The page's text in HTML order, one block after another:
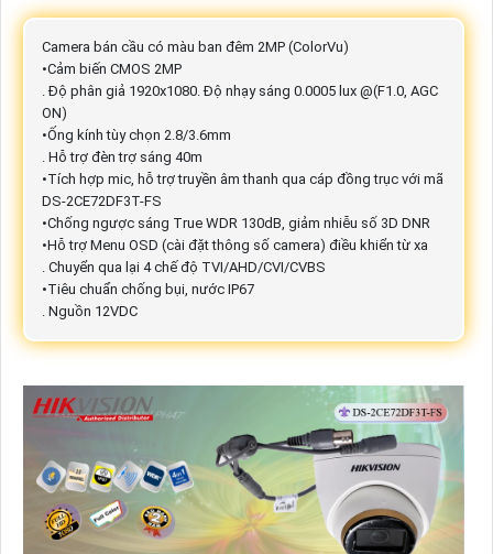
Camera bán cầu có màu ban đêm 2MP (ColorVu)
•Cảm biến CMOS 2MP
. Độ phân giả 1920x1080. Độ nhạy sáng 0.0005 lux @(F1.0, AGC
ON)
•Ống kính tùy chọn 2.8/3.6mm
. Hỗ trợ đèn trợ sáng 40m
•Tích hợp mic, hỗ trợ truyền âm thanh qua cáp đồng trục với mã
DS-2CE72DF3T-FS
•Chống ngược sáng True WDR 130dB, giảm nhiễu số 3D DNR
•Hỗ trợ Menu OSD (cài đặt thông số camera) điều khiển từ xa
. Chuyển qua lại 4 chế độ TVI/AHD/CVI/CVBS
•Tiêu chuẩn chống bụi, nước IP67
. Nguồn 12VDC